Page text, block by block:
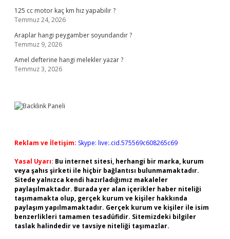
125 cc motor kaç km hız yapabilir ?
Temmuz 24, 2026
Araplar hangi peygamber soyundandır ?
Temmuz 9, 2026
Amel defterine hangi melekler yazar ?
Temmuz 3, 2026
Reklam ve İletişim: Skype: live:.cid.575569c608265c69
Yasal Uyarı: Bu internet sitesi, herhangi bir marka, kurum
veya şahıs şirketi ile hiçbir bağlantısı bulunmamaktadır.
Sitede yalnızca kendi hazırladığımız makaleler
paylaşılmaktadır. Burada yer alan içerikler haber niteliği
taşımamakta olup, gerçek kurum ve kişiler hakkında
paylaşım yapılmamaktadır. Gerçek kurum ve kişiler ile isim
benzerlikleri tamamen tesadüfidir. Sitemizdeki bilgiler
taslak halindedir ve tavsiye niteliği taşımazlar.